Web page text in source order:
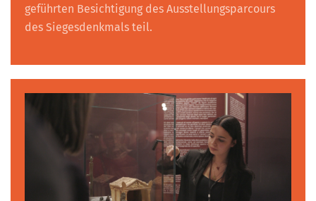
geführten Besichtigung des Ausstellungsparcours
des Siegesdenkmals teil.